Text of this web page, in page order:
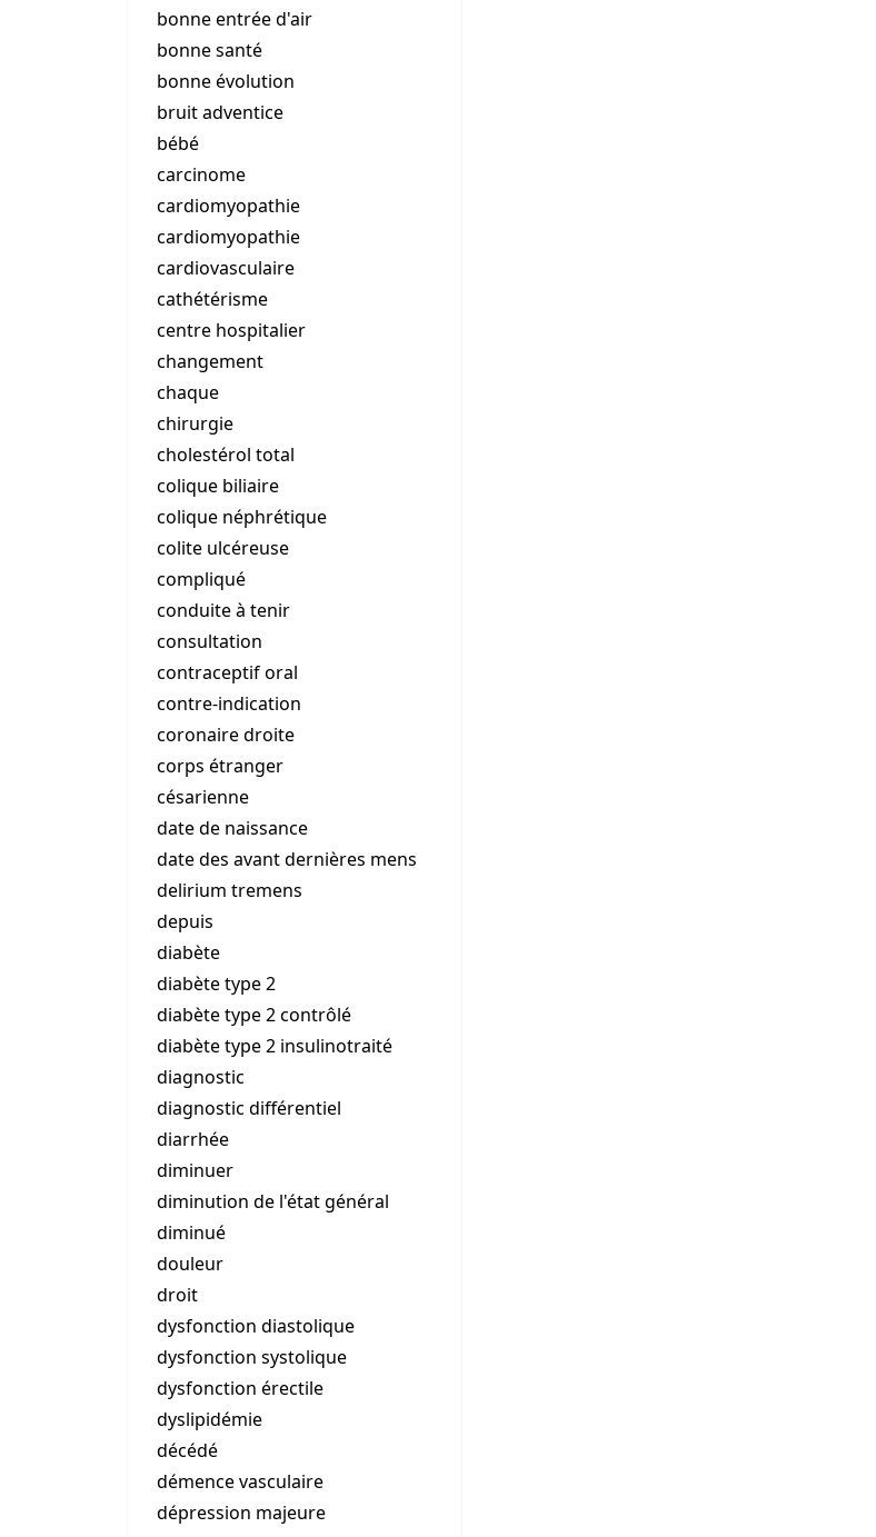
bonne entrée d'air
bonne santé
bonne évolution
bruit adventice
bébé
carcinome
cardiomyopathie
cardiomyopathie
cardiovasculaire
cathétérisme
centre hospitalier
changement
chaque
chirurgie
cholestérol total
colique biliaire
colique néphrétique
colite ulcéreuse
compliqué
conduite à tenir
consultation
contraceptif oral
contre-indication
coronaire droite
corps étranger
césarienne
date de naissance
date des avant dernières mens
delirium tremens
depuis
diabète
diabète type 2
diabète type 2 contrôlé
diabète type 2 insulinotraité
diagnostic
diagnostic différentiel
diarrhée
diminuer
diminution de l'état général
diminué
douleur
droit
dysfonction diastolique
dysfonction systolique
dysfonction érectile
dyslipidémie
décédé
démence vasculaire
dépression majeure